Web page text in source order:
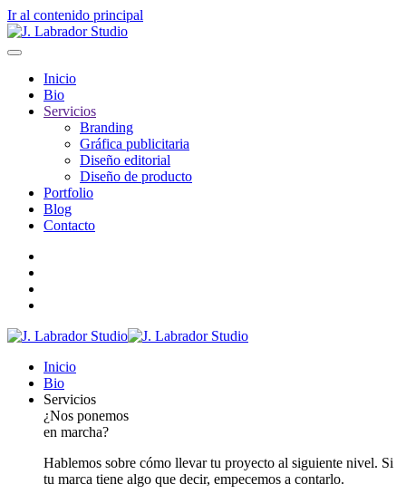
Ir al contenido principal
Inicio
Bio
Servicios
Branding
Gráfica publicitaria
Diseño editorial
Diseño de producto
Portfolio
Blog
Contacto
Inicio
Bio
Servicios
¿Nos ponemos
en marcha?
Hablemos sobre cómo llevar tu proyecto al siguiente nivel. Si
tu marca tiene algo que decir, empecemos a contarlo.